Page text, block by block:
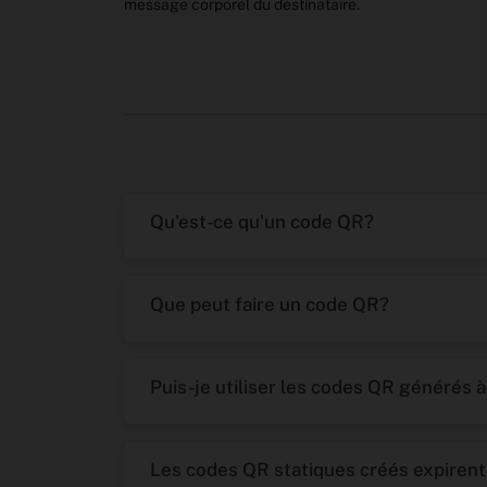
message corporel du destinataire.
Qu'est-ce qu'un code QR?
Que peut faire un code QR?
Puis-je utiliser les codes QR générés
Les codes QR statiques créés